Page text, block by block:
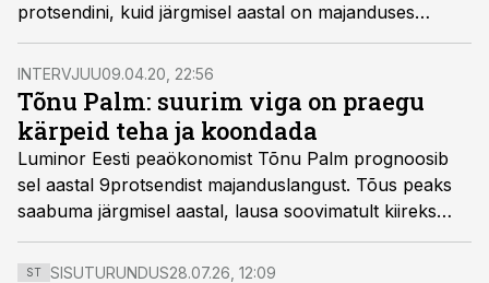
protsendini, kuid järgmisel aastal on majanduses
oodata juba mõningast kasvu, ütles Luminori
peaökonomist Tõnu Palm.
INTERVJUU09.04.20, 22:56
Tõnu Palm: suurim viga on praegu
kärpeid teha ja koondada
Luminor Eesti peaökonomist Tõnu Palm prognoosib
sel aastal 9protsendist majanduslangust. Tõus peaks
saabuma järgmisel aastal, lausa soovimatult kiireks
läheb majanduskasv 2022. aastal.
ST SISUTURUNDUS28.07.26, 12:09